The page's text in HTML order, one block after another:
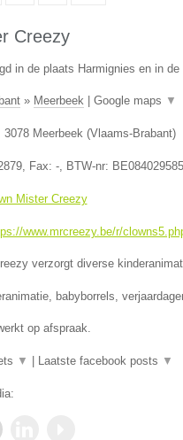
Creezy
in de plaats Harmignies en in
» Meerbeek| Google maps ▼
3078 Meerbeek(Vlaams-Brabant)
, Fax: -, BTW-nr:
Mister Creezy
www.mrcreezy.be/r/
verzorgt diverse
babyborrels,
op afspraak.
▼ Laatste facebook posts ▼